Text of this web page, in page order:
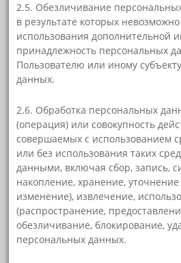
2.5. Обезличивание
в результате которых
использования дополнительной
принадлежность персональных
Пользователю или иному
данных.
2.6. Обработка персональных
(операция) или совокупность
совершаемых с использованием
или без использования таких
данными, включая сбор, запись,
накопление, хранение,
изменение), извлечение,
(распространение,
обезличивание, блокирование,
персональных данных.